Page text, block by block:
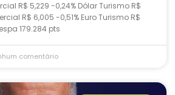
R$ 5,229 -0,24% Dólar Turismo R$
R$ 6,005 -0,51% Euro Turismo R$
179.284 pts
comentário